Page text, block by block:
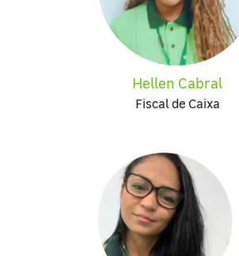
Hellen Cabral
Fiscal de Caixa